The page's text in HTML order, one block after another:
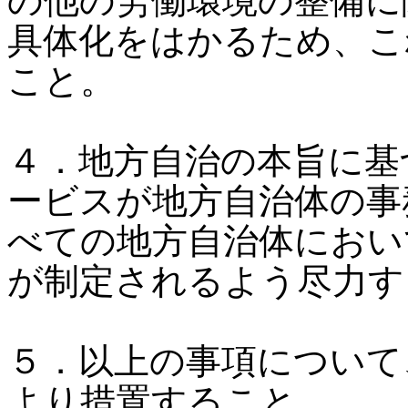
具体化をはかるため、
こと。
４．地方自治の本旨に
ービスが地方自治体の
べての地方自治体にお
が制定されるよう尽力
５．以上の事項につい